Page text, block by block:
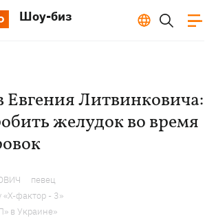
Шоу-биз
Евгения Литвинковича:
желудок во время
певец
«Х-фактор - 3»
в Украине»